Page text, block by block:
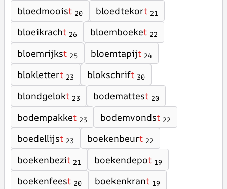
bloedmooist 20 bloedtekort 21
bloeikracht 26 bloemboeket 22
bloemrijkst 25 bloemtapijt 24
bloklettert 23 blokschrift 30
blondgelokt 23 bodemattest 20
bodempakket 23 bodemvondst 22
boedellijst 23 boekenbeurt 22
boekenbezit 21 boekendepot 19
boekenfeest 20 boekenkrant 19